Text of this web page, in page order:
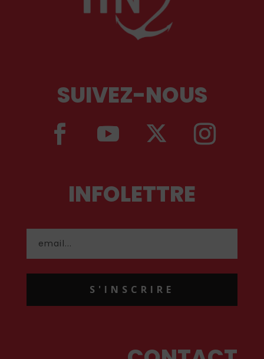
SUIVEZ-NOUS
INFOLETTRE
S'INSCRIRE